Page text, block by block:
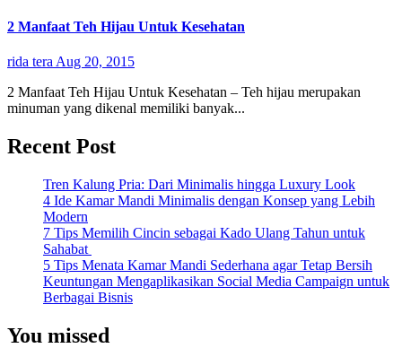
2 Manfaat Teh Hijau Untuk Kesehatan
rida tera Aug 20, 2015
2 Manfaat Teh Hijau Untuk Kesehatan – Teh hijau merupakan
minuman yang dikenal memiliki banyak...
Recent Post
Tren Kalung Pria: Dari Minimalis hingga Luxury Look
4 Ide Kamar Mandi Minimalis dengan Konsep yang Lebih
Modern
7 Tips Memilih Cincin sebagai Kado Ulang Tahun untuk
Sahabat
5 Tips Menata Kamar Mandi Sederhana agar Tetap Bersih
Keuntungan Mengaplikasikan Social Media Campaign untuk
Berbagai Bisnis
You missed